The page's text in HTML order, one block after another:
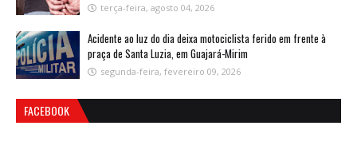
terça-feira, agosto 04, 2026
Acidente ao luz do dia deixa motociclista ferido em frente à
praça de Santa Luzia, em Guajará-Mirim
segunda-feira, fevereiro 09, 2026
FACEBOOK